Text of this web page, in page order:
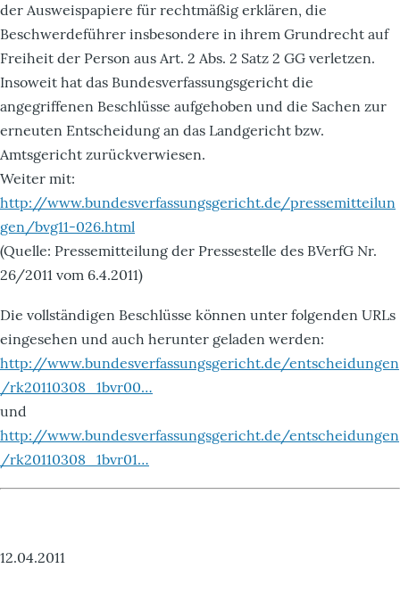
der Ausweispapiere für rechtmäßig erklären, die
Beschwerdeführer insbesondere in ihrem Grundrecht auf
Freiheit der Person aus Art. 2 Abs. 2 Satz 2 GG verletzen.
Insoweit hat das Bundesverfassungsgericht die
angegriffenen Beschlüsse aufgehoben und die Sachen zur
erneuten Entscheidung an das Landgericht bzw.
Amtsgericht zurückverwiesen.
Weiter mit:
http://www.bundesverfassungsgericht.de/pressemitteilun
gen/bvg11-026.html
(Quelle: Pressemitteilung der Pressestelle des BVerfG Nr.
26/2011 vom 6.4.2011)
Die vollständigen Beschlüsse können unter folgenden URLs
eingesehen und auch herunter geladen werden:
http://www.bundesverfassungsgericht.de/entscheidungen
/rk20110308_1bvr00…
und
http://www.bundesverfassungsgericht.de/entscheidungen
/rk20110308_1bvr01…
12.04.2011